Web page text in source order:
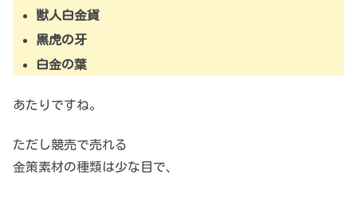
獣人白金貨
黒虎の牙
白金の葉
あたりですね。
ただし競売で売れる
金策素材の種類は少な目で、